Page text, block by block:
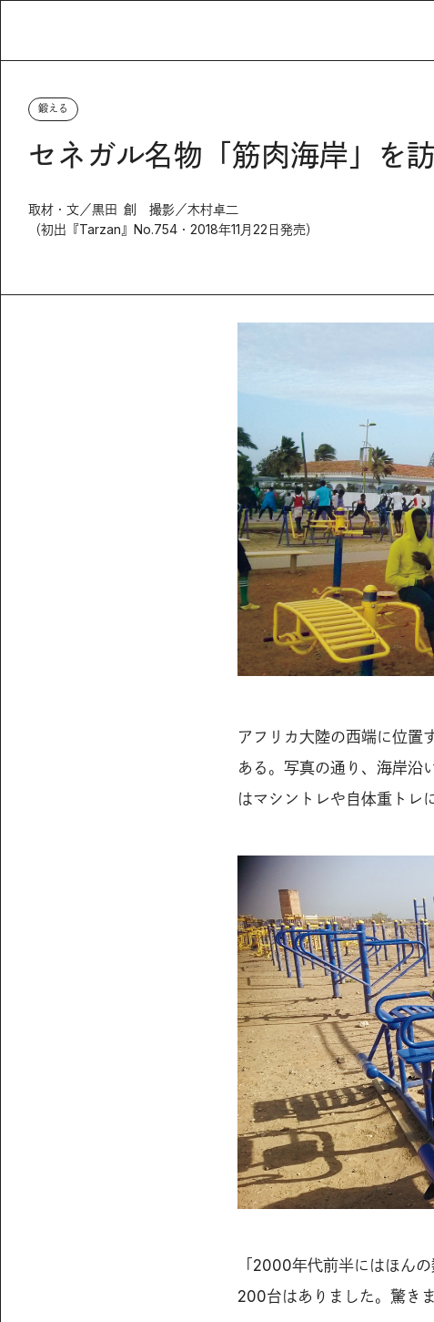
鍛える
セネガル名物「筋肉海岸」を
取材・文／黒田 創 撮影／木村卓二
（初出『Tarzan』No.754・2018年11月22日発売）
アフリカ大陸の西端に位置
ある。写真の通り、海岸沿
はマシントレや自体重トレ
「2000年代前半にはほん
200台はありました。驚きま